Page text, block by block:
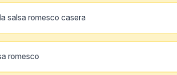
salsa romesco casera
romesco